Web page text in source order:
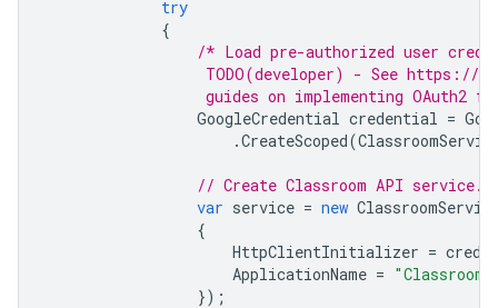
try
{
/* Load pre-authorized user
TODO(developer) - See https://
guides on implementing OAuth2
GoogleCredential credential =
.CreateScoped(
// Create Classroom API service.
var service = new
{
HttpClientInitializer =
ApplicationName = "Classroom
});